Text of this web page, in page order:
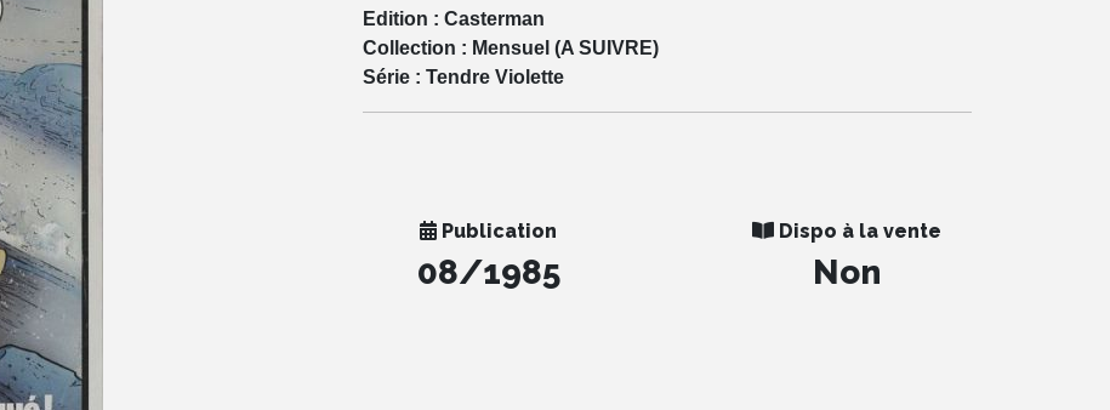
Edition : Casterman
Collection : Mensuel (A SUIVRE)
Série : Tendre Violette
Publication
08/1985
Dispo à la vente
Non